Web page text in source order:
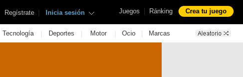
Juegos | Ránking Crea tu juego
Regístrate | Inicia sesión
Tecnología | Deportes | Motor | Ocio | Marcas